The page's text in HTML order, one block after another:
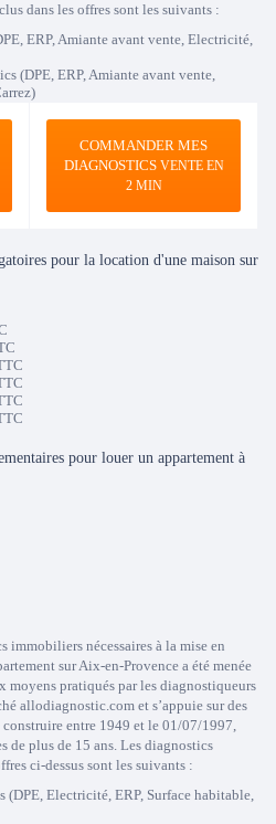
dans les offres sont les suivants :
ERP, Amiante avant vente, Electricité,
(DPE, ERP, Amiante avant vente,
COMMANDER MES
DIAGNOSTICSVENTE EN
2 MIN
pour la location d'une maison sur
pour louer un appartement à
immobiliers nécessaires à la mise en
sur Aix-en-Provence a été menée
moyens pratiqués par les diagnostiqueurs
allodiagnostic.com et s’appuie sur des
entre 1949 et le 01/07/1997,
de plus de 15 ans. Les diagnostics
ci-dessus sont les suivants :
Electricité, ERP, Surface habitable,